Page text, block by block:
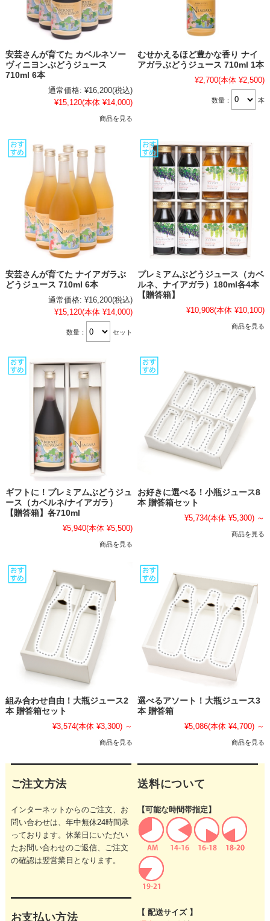
安芸さんが育てた カベルネソー
ヴィニヨンぶどうジュース
710ml 6本
通常価格: ¥16,200(税込)
¥15,120(本体 ¥14,000)
商品を見る
むせかえるほど豊かな香り ナイ
アガラぶどうジュース 710ml 1本
¥2,700(本体 ¥2,500)
数量： 本
安芸さんが育てた ナイアガラぶ
どうジュース 710ml 6本
通常価格: ¥16,200(税込)
¥15,120(本体 ¥14,000)
数量： セット
プレミアムぶどうジュース（カベ
ルネ、ナイアガラ）180ml各4本
【贈答箱】
¥10,908(本体 ¥10,100)
商品を見る
ギフトに！プレミアムぶどうジュ
ース（カベルネ/ナイアガラ）
【贈答箱】各710ml
¥5,940(本体 ¥5,500)
商品を見る
お好きに選べる！小瓶ジュース8
本 贈答箱セット
¥5,734(本体 ¥5,300) ～
商品を見る
組み合わせ自由！大瓶ジュース2
本 贈答箱セット
¥3,574(本体 ¥3,300) ～
商品を見る
選べるアソート！大瓶ジュース3
本 贈答箱
¥5,086(本体 ¥4,700) ～
商品を見る
ご注文方法
インターネットからのご注文、お
問い合わせは、年中無休24時間承
っております。休業日にいただい
たお問い合わせのご返信、ご注文
の確認は翌営業日となります。
お支払い方法
送料について
【可能な時間帯指定】
【 配送サイズ 】